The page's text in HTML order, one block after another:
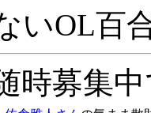
いOL百
時募集